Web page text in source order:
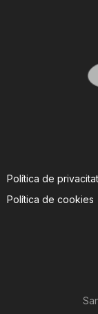
Política de privacitat
Política de cookies